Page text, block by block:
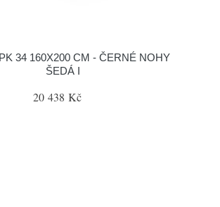
34 160X200 CM - ČERNÉ NOHY
ŠEDÁ I
20 438 Kč